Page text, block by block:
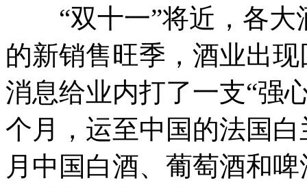
“双十一”将近，各大
的新销售旺季，酒业出
消息给业内打了一支“强
个月，运至中国的法国
月中国白酒、葡萄酒和